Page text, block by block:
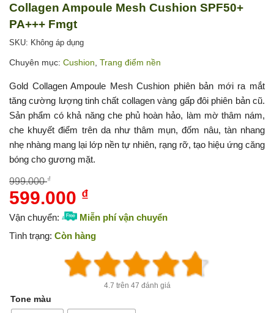
Collagen Ampoule Mesh Cushion SPF50+
PA+++ Fmgt
SKU: Không áp dụng
Chuyên mục: Cushion Trang điểm nền
Gold Collagen Ampoule Mesh Cushion phiên bản mới ra mắt
tăng cường lượng tinh chất collagen vàng gấp đôi phiên bản cũ.
Sản phẩm có khả năng che phủ hoàn hảo, làm mờ thâm nám,
che khuyết điểm trên da như thâm mụn, đốm nâu, tàn nhang
nhẹ nhàng mang lại lớp nền tự nhiên, rạng rỡ, tạo hiệu ứng căng
bóng cho gương mặt.
999.000₫
Giá
là:
999.000 ₫.
599.000 ₫
hiện
là:
599.000 ₫.
Vận chuyển:
Miễn phí vận chuyển
Tình trạng: Còn hàng
4.7 trên 47 đánh giá
Tone màu